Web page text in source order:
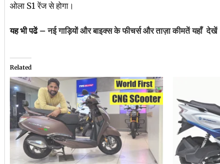
ओला S1 रेंज से होगा।
यह भी पढें –नई गाड़ियों और बाइक्स के फीचर्स और ताज़ा कीमतें यहाँ देखें
Related